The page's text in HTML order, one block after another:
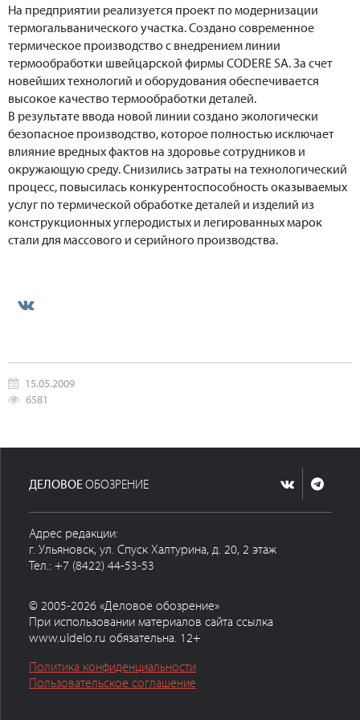
На предприятии реализуется проект по модернизации
термогальванического участка. Создано современное
термическое производство с внедрением линии
термообработки швейцарской фирмы CODERE SA. За счет
новейших технологий и оборудования обеспечивается
высокое качество термообработки деталей.
В результате ввода новой линии создано экологически
безопасное производство, которое полностью исключает
влияние вредных фактов на здоровье сотрудников и
окружающую среду. Снизились затраты на технологический
процесс, повысилась конкурентоспособность оказываемых
услуг по термической обработке деталей и изделий из
конструкционных углеродистых и легированных марок
стали для массового и серийного производства.
15.05.2009
6581
ДЕЛОВОЕ ОБОЗРЕНИЕ
Адрес редакции:
г. Ульяновск, ул. Спуск Халтурина, д. 20, 2 этаж
Тел.: +7 (8422) 44-53-53
© 2005-2026 «Деловое обозрение»
При использовании материалов сайта ссылка
www.uldelo.ru обязательна. 12+
Политика конфиденциальности
Пользовательское соглашение